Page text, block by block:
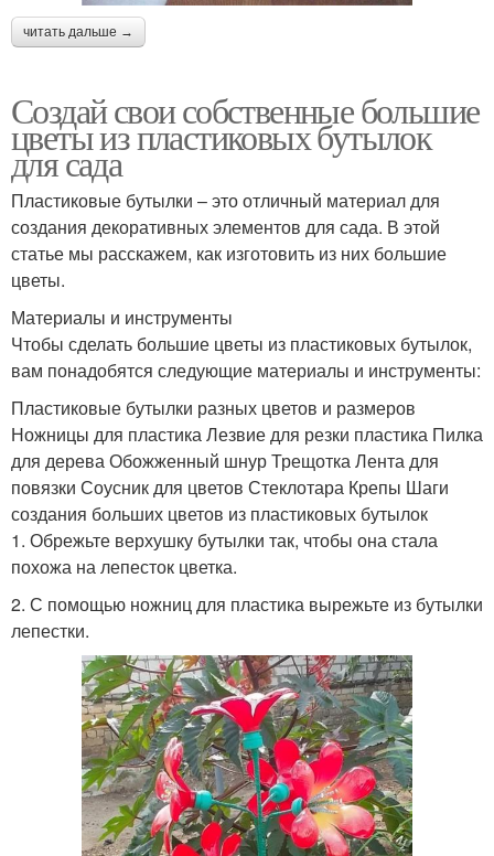
читать дальше →
Создай свои собственные большие
цветы из пластиковых бутылок
для сада
Пластиковые бутылки – это отличный материал для
создания декоративных элементов для сада. В этой
статье мы расскажем, как изготовить из них большие
цветы.
Материалы и инструменты
Чтобы сделать большие цветы из пластиковых бутылок,
вам понадобятся следующие материалы и инструменты:
Пластиковые бутылки разных цветов и размеров
Ножницы для пластика Лезвие для резки пластика Пилка
для дерева Обожженный шнур Трещотка Лента для
повязки Соусник для цветов Стеклотара Крепы Шаги
создания больших цветов из пластиковых бутылок
1. Обрежьте верхушку бутылки так, чтобы она стала
похожа на лепесток цветка.
2. С помощью ножниц для пластика вырежьте из бутылки
лепестки.